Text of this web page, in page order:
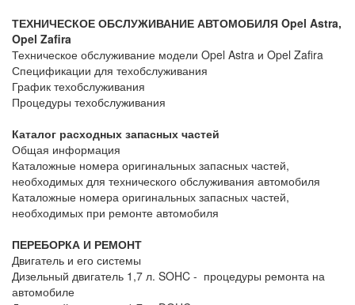
ТЕХНИЧЕСКОЕ ОБСЛУЖИВАНИЕ АВТОМОБИЛЯ Opel Astra,
Opel Zafira
Техническое обслуживание модели Opel Astra и Opel Zafira
Спецификации для техобслуживания
График техобслуживания
Процедуры техобслуживания
Каталог расходных запасных частей
Общая информация
Каталожные номера оригинальных запасных частей,
необходимых для технического обслуживания автомобиля
Каталожные номера оригинальных запасных частей,
необходимых при ремонте автомобиля
ПЕРЕБОРКА И РЕМОНТ
Двигатель и его системы
Дизельный двигатель 1,7 л. SOHC - процедуры ремонта на
автомобиле